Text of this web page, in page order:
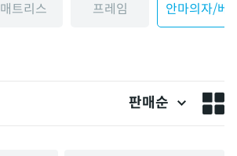
매트리스 프레임 안마의자/베
판매순